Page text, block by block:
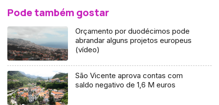
Pode também gostar
Orçamento por duodécimos pode
abrandar alguns projetos europeus
(vídeo)
São Vicente aprova contas com
saldo negativo de 1,6 M euros